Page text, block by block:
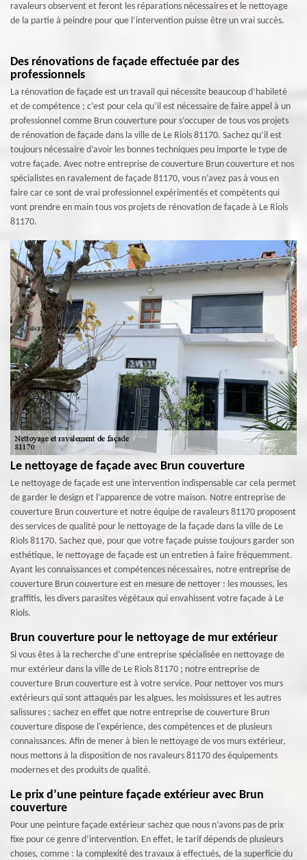
ravaleurs observent et feront les réparations nécessaires et le nettoyage
de la partie à peindre pour que l’intervention puisse être un vrai succès.
Des rénovations de façade effectuée par des
professionnels
La rénovation de façade est un travail qui nécessite beaucoup d’habileté
et de compétence ; c’est pour cela qu’il est nécessaire de faire appel à un
professionnel comme Brun couverture pour s’occuper de tous vos projets
de rénovation de façade dans la ville de Le Riols 81170. Sachez qu’il est
toujours nécessaire d’avoir les bonnes techniques peu importe le type de
votre façade. Avec notre entreprise de couverture Brun couverture et nos
spécialistes en ravalement de façade 81170, vous n’avez pas à vous en
faire car ce sont de vrai professionnel expérimentés et compétents qui
vont prendre en main tous vos projets de rénovation de façade à Le Riols
81170.
Le nettoyage de façade avec Brun couverture
Le nettoyage de façade est une intervention indispensable car cela permet
de garder le design et l’apparence de votre maison. Notre entreprise de
couverture Brun couverture et notre équipe de ravaleurs 81170 proposent
des services de qualité pour le nettoyage de la façade dans la ville de Le
Riols 81170. Sachez que, pour que votre façade puisse toujours garder son
esthétique, le nettoyage de façade est un entretien à faire fréquemment.
Ayant les connaissances et compétences nécessaires, notre entreprise de
couverture Brun couverture est en mesure de nettoyer : les mousses, les
graffitis, les divers parasites végétaux qui envahissent votre façade à Le
Riols.
Brun couverture pour le nettoyage de mur extérieur
Si vous êtes à la recherche d’une entreprise spécialisée en nettoyage de
mur extérieur dans la ville de Le Riols 81170 ; notre entreprise de
couverture Brun couverture est à votre service. Pour nettoyer vos murs
extérieurs qui sont attaqués par les algues, les moisissures et les autres
salissures ; sachez en effet que notre entreprise de couverture Brun
couverture dispose de l'expérience, des compétences et de plusieurs
connaissances. Afin de mener à bien le nettoyage de vos murs extérieur,
nous mettons à la disposition de nos ravaleurs 81170 des équipements
modernes et des produits de qualité.
Le prix d’une peinture façade extérieur avec Brun
couverture
Pour une peinture façade extérieur sachez que nous n’avons pas de prix
fixe pour ce genre d’intervention. En effet, le tarif dépends de plusieurs
choses, comme : la complexité des travaux à effectués, de la superficie du